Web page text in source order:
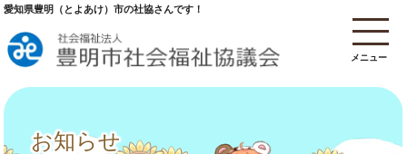
メニュー
愛知県豊明（とよあけ）市の社協さんです！
お知らせ